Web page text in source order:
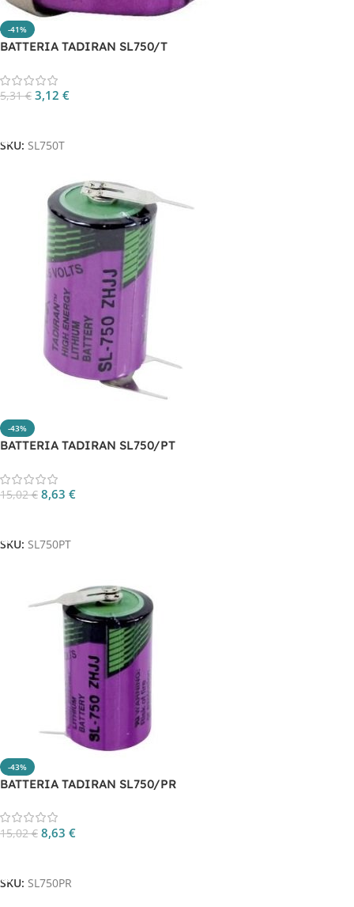
-41%
BATTERIA TADIRAN SL750/T
5,31€ 3,12 €
SKU: SL750T
-43%
BATTERIA TADIRAN SL750/PT
15,02€ 8,63 €
SKU: SL750PT
-43%
BATTERIA TADIRAN SL750/PR
15,02€ 8,63 €
SKU: SL750PR